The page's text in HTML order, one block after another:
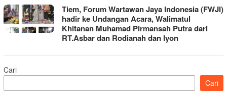
Tiem, Forum Wartawan Jaya Indonesia (FWJI)
hadir ke Undangan Acara, Walimatul
Khitanan Muhamad Pirmansah Putra dari
RT.Asbar dan Rodianah dan Iyon
Cari
Cari